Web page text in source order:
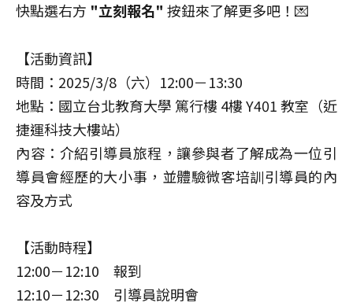
快點選右方 "立刻報名" 按鈕來了解更多吧！💌
【活動資訊】
時間：2025/3/8（六）12:00－13:30
地點：國立台北教育大學 篤行樓 4樓 Y401 教室（近
捷運科技大樓站）
內容：介紹引導員旅程，讓參與者了解成為一位引
導員會經歷的大小事，並體驗微客培訓引導員的內
容及方式
【活動時程】
12:00－12:10 報到
12:10－12:30 引導員說明會